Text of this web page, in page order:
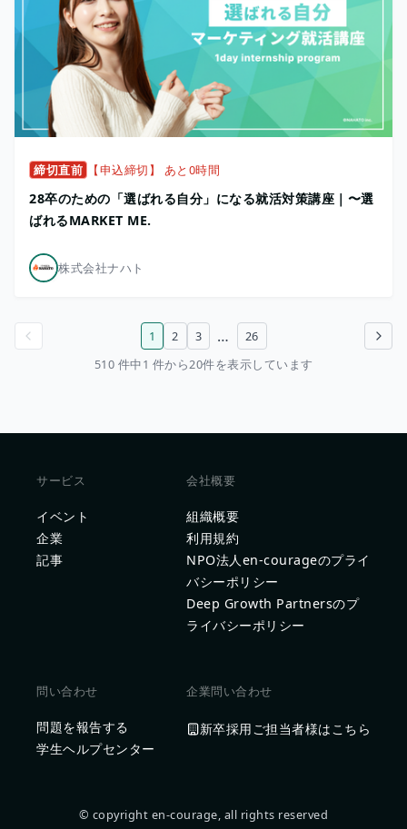
締切直前 【申込締切】 あと0時間
28卒のための「選ばれる自分」になる就活対策講座｜〜選
ばれるMARKET ME.
株式会社ナハト
次のページ
1 2 3 …
26
510 件中1 件から20件を表示しています
サービス
イベント
企業
記事
会社概要
組織概要
利用規約
NPO法人en-courageのプライ
バシーポリシー
Deep Growth Partnersのプ
ライバシーポリシー
問い合わせ
問題を報告する
学生ヘルプセンター
企業問い合わせ
新卒採用ご担当者様はこちら
© copyright en-courage, all rights reserved